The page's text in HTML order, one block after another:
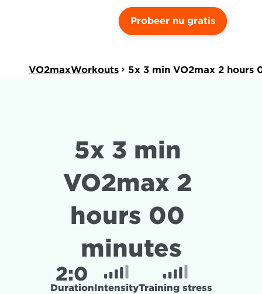
Probeer nu gratis
VO2maxWorkouts 5x 3 min VO2max 2 hours
5x 3 min
VO2max 2
hours 00
minutes
2:0
DurationIntensityTraining stress